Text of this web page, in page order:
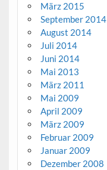
März 2015
September 2014
August 2014
Juli 2014
Juni 2014
Mai 2013
März 2011
Mai 2009
April 2009
März 2009
Februar 2009
Januar 2009
Dezember 2008